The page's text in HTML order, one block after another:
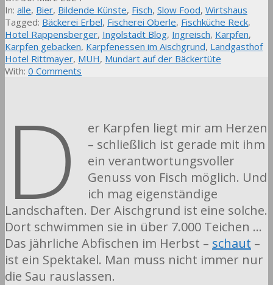
In: alle, Bier, Bildende Künste, Fisch, Slow Food, Wirtshaus
Tagged: Bäckerei Erbel, Fischerei Oberle, Fischküche Reck,
Hotel Rappensberger, Ingolstadt Blog, Ingreisch, Karpfen,
Karpfen gebacken, Karpfenessen im Aischgrund, Landgasthof
Hotel Rittmayer, MUH, Mundart auf der Bäckertüte
With: 0 Comments
D
er Karpfen liegt mir am Herzen
– schließlich ist gerade mit ihm
ein verantwortungsvoller
Genuss von Fisch möglich. Und
ich mag eigenständige
Landschaften. Der Aischgrund ist eine solche.
Dort schwimmen sie in über 7.000 Teichen …
Das jährliche Abfischen im Herbst – schaut –
ist ein Spektakel. Man muss nicht immer nur
die Sau rauslassen.